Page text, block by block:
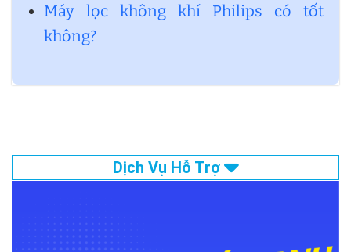
Máy lọc không khí Philips có tốt
không?
Dịch Vụ Hỗ Trợ